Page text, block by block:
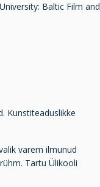
Baltic Film and
Kunstiteaduslikke
varem ilmunud
Tartu Ülikooli